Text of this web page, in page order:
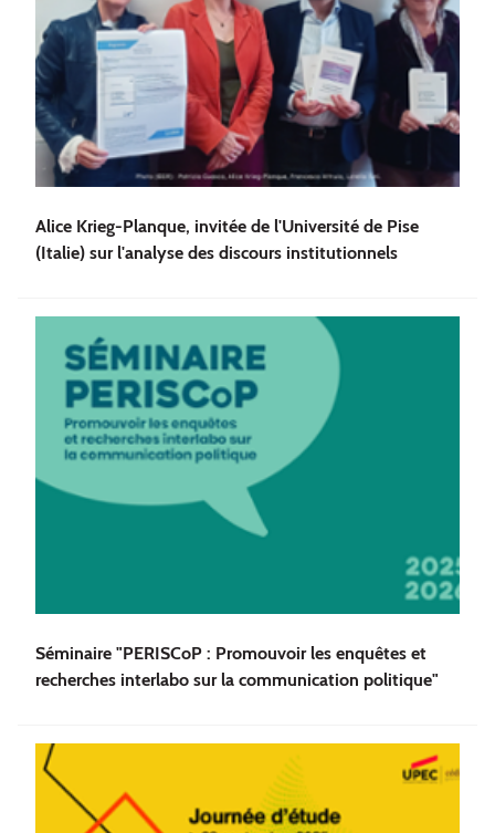
Alice Krieg-Planque, invitée de l'Université de Pise
(Italie) sur l'analyse des discours institutionnels
Séminaire "PERISCoP : Promouvoir les enquêtes et
recherches interlabo sur la communication politique"